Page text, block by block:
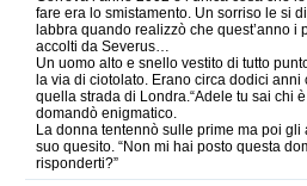
fare era lo smistamento. Un sorriso le si
labbra quando realizzò che quest’anno i
accolti da Severus…
Un uomo alto e snello vestito di tutto
la via di ciotolato. Erano circa dodici
quella strada di Londra.“Adele tu sai chi
domandò enigmatico.
La donna tentennò sulle prime ma poi gli
suo quesito. “Non mi hai posto questa
risponderti?”